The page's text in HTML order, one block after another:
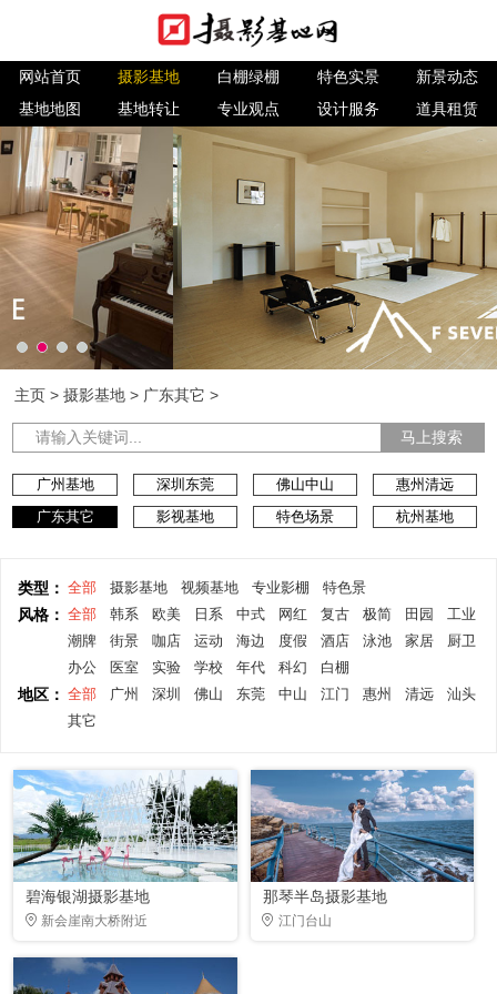
网站首页 摄影基地 白棚绿棚 特色实景
新景动态
基地地图
基地转让 专业观点 设计服务 道具租赁
主页 >摄影基地 > 广东其它 >
马上搜索
广州基地 深圳东莞 佛山中山
惠州清远
广东其它
影视基地 特色场景 杭州基地
类型： 全部 摄影基地 视频基地 专业影棚 特色景
风格： 全部 韩系 欧美 日系 中式 网红 复古 极简 田园
工业
潮牌
街景 咖店 运动 海边 度假 酒店 泳池 家居
厨卫
办公
医室 实验 学校 年代 科幻 白棚
地区： 全部 广州 深圳 佛山 东莞 中山 江门 惠州 清远
汕头
其它
碧海银湖摄影基地
新会崖南大桥附近
那琴半岛摄影基地
江门台山